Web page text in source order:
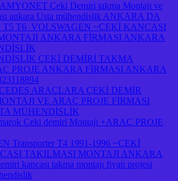
Çeki Demiri takma Montajı ve
ankara Usta mühendislik ANKARA DA
T5 T6 VOLSWAGEN ~ÇEKİ KANCASI
ANKARA FİRMASI ANKARA
ÇEKİ DEMİRİ TAKMA
PROJE ANKARA FİRMASI ANKARA
ARAÇLARA ÇEKİ DEMİR
VE ARAÇ PROJE FİRMASI
MÜHENDİSLİK
Çeki demiri Montajı +ARAÇ PROJE
Transporter T4 1991-1996 ~ÇEKİ
TAKILMASI MONTAJI ANKARA
kancası takma montajı fiyatı projesi